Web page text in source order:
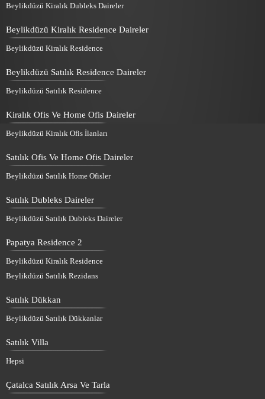
Beylikdüzü Kiralık Dubleks Daireler
Beylikdüzü Kiralık Residence Daireler
Beylikdüzü Kiralık Residence
Beylikdüzü Satılık Residence Daireler
Beylikdüzü Satılık Residence
Kiralık Ofis Ve Home Ofis Daireler
Beylikdüzü Kiralık Ofis İlanları
Satılık Ofis Ve Home Ofis Daireler
Beylikdüzü Satılık Home Ofisler
Satılık Dubleks Daireler
Beylikdüzü Satılık Dubleks Daireler
Papatya Residence 2
Beylikdüzü Kiralık Residence
Beylikdüzü Satılık Rezidans
Satılık Dükkan
Beylikdüzü Satılık Dükkanlar
Satılık Villa
Hepsi
Çatalca Satılık Arsa Ve Tarla